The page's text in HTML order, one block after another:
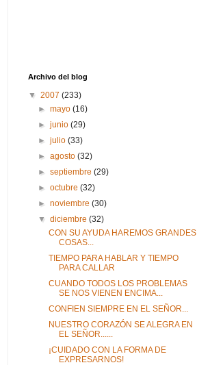
Archivo del blog
▼ 2007 (233)
►mayo(16)
►junio(29)
►julio(33)
►agosto(32)
►septiembre(29)
►octubre(32)
►noviembre(30)
▼diciembre(32)
CON SU AYUDA HAREMOS GRANDES
COSAS...
TIEMPO PARA HABLAR Y TIEMPO
PARA CALLAR
CUANDO TODOS LOS PROBLEMAS
SE NOS VIENEN ENCIMA...
CONFIEN SIEMPRE EN EL SEÑOR...
NUESTRO CORAZÓN SE ALEGRA EN
EL SEÑOR......
¡CUIDADO CON LA FORMA DE
EXPRESARNOS!